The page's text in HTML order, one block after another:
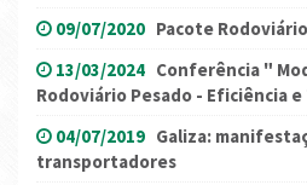
09/07/2020 Pacote
13/03/2024 Conferência "
Rodoviário Pesado - Eficiência
04/07/2019 Galiza:
transportadores